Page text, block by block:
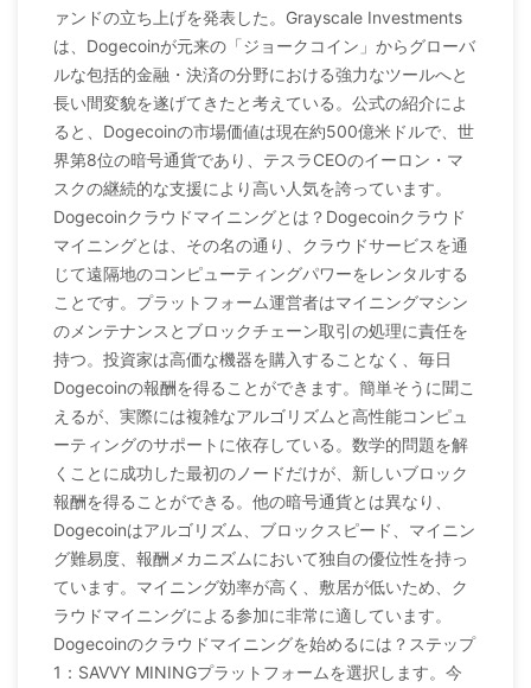
ァンドの立ち上げを発表した。Grayscale Investments
は、Dogecoinが元来の「ジョークコイン」からグローバ
ルな包括的金融・決済の分野における強力なツールへと
長い間変貌を遂げてきたと考えている。公式の紹介によ
ると、Dogecoinの市場価値は現在約500億米ドルで、世
界第8位の暗号通貨であり、テスラCEOのイーロン・マ
スクの継続的な支援により高い人気を誇っています。
Dogecoinクラウドマイニングとは？Dogecoinクラウド
マイニングとは、その名の通り、クラウドサービスを通
じて遠隔地のコンピューティングパワーをレンタルする
ことです。プラットフォーム運営者はマイニングマシン
のメンテナンスとブロックチェーン取引の処理に責任を
持つ。投資家は高価な機器を購入することなく、毎日
Dogecoinの報酬を得ることができます。簡単そうに聞こ
えるが、実際には複雑なアルゴリズムと高性能コンピュ
ーティングのサポートに依存している。数学的問題を解
くことに成功した最初のノードだけが、新しいブロック
報酬を得ることができる。他の暗号通貨とは異なり、
Dogecoinはアルゴリズム、ブロックスピード、マイニン
グ難易度、報酬メカニズムにおいて独自の優位性を持っ
ています。マイニング効率が高く、敷居が低いため、ク
ラウドマイニングによる参加に非常に適しています。
Dogecoinのクラウドマイニングを始めるには？ステップ
1：SAVVY MININGプラットフォームを選択します。今